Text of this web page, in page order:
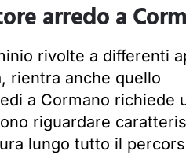
arredo a
rivolte a differenti
rientra anche quello
a Cormano richiede
riguardare
lungo tutto il